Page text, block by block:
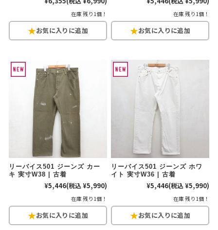
アディダス ナイキ
リーバイス ラッセル・アスレ
ア行 カ行 サ行
タ行
ナ行
ハ行
Search by Itemアイテムから探す
ジャケット スウェット セーター
長袖シャツ 半袖シャツ Tシャツ
パンツ レディース 子供服
在庫 残り1個！ 在庫 残り1個！
リーバイス501 ジーンズ カー
キ 実寸W38 | 古着
¥5,446(税込 ¥5,990)
在庫 残り1個！
リーバイス501 ジーンズ ホワ
イト 実寸W36 | 古着
¥5,446(税込 ¥5,990)
在庫 残り1個！